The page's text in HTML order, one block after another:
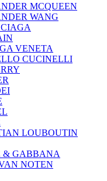
MCQUEEN
WANG
VENETA
CUCINELLI
LOUBOUTIN
& GABBANA
NOTEN